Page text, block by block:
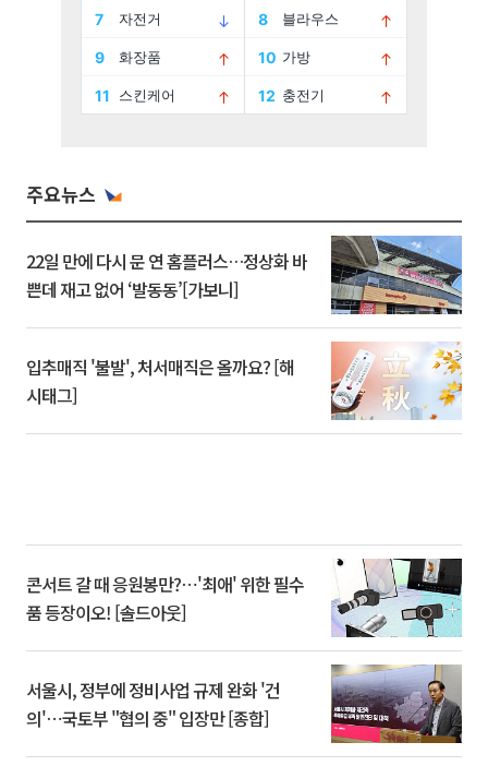
주요뉴스
22일 만에 다시 문 연 홈플러스…정상화 바
쁜데 재고 없어 ‘발동동’[가보니]
입추매직 '불발', 처서매직은 올까요? [해
시태그]
콘서트 갈 때 응원봉만?⋯'최애' 위한 필수
품 등장이오! [솔드아웃]
서울시, 정부에 정비사업 규제 완화 '건
의'⋯국토부 "협의 중" 입장만 [종합]